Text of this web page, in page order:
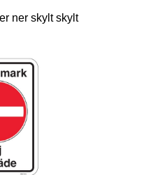
ner skylt skylt